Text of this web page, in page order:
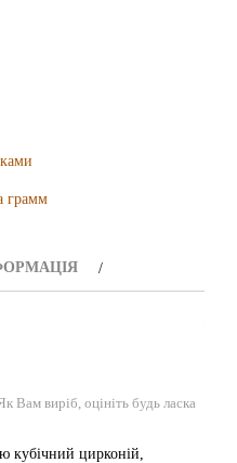
грамм
Вам виріб, оцініть будь ласка
кубічний цирконій,